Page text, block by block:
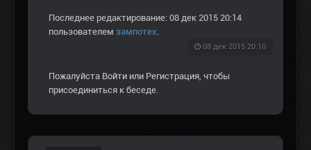
Последнее редактирование: 08 дек 2015 20:14
пользователем зампотех
08 дек 2015 20:10
Пожалуйста Войти или Регистрация , чтобы
присоединиться к беседе.